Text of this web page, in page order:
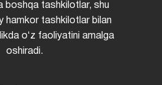
boshqa tashkilotlar, shu
hamkor tashkilotlar bilan
oʻz faoliyatini amalga
oshiradi.